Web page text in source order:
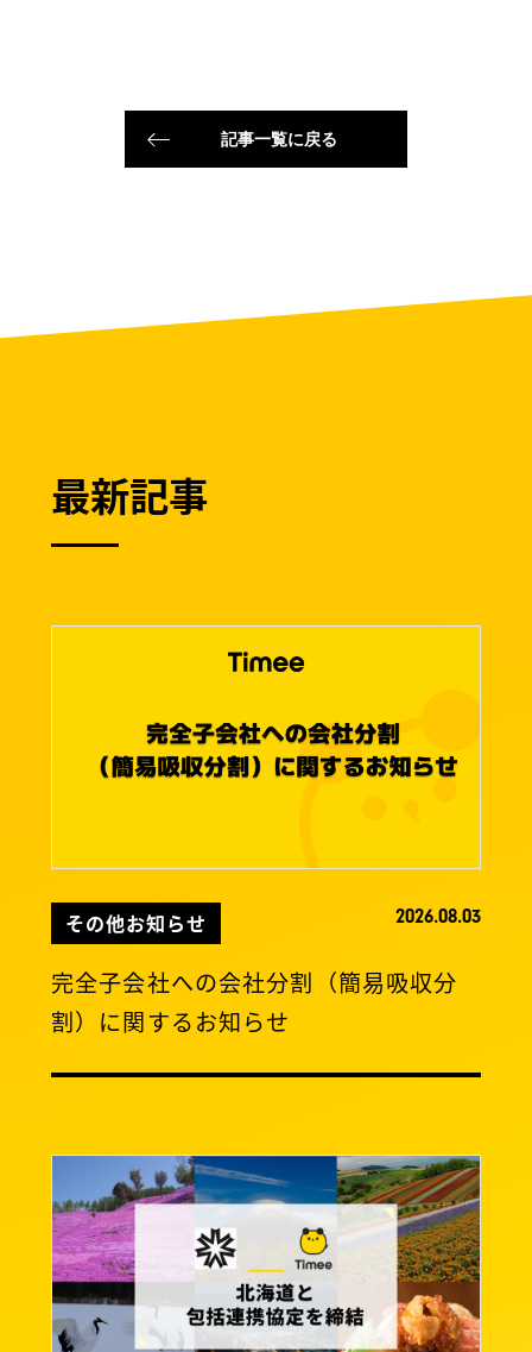
記事一覧に戻る
最新記事
その他お知らせ 2026.08.03
完全子会社への会社分割（簡易吸収分
割）に関するお知らせ